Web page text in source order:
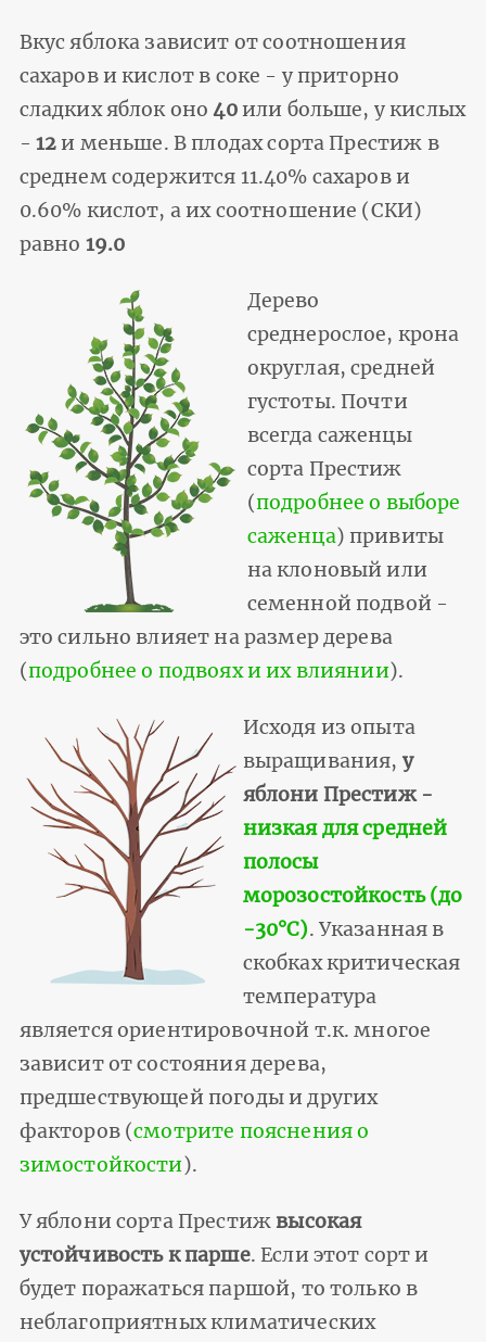
Вкус яблока зависит от соотношения
сахаров и кислот в соке - у приторно
сладких яблок оно40или больше, у кислых
- 12и меньше. В плодах сорта Престиж в
среднем содержится 11.40% сахаров и
0.60% кислот, а их соотношение (СКИ)
равно 19.0
Дерево
среднерослое, крона
округлая, средней
густоты. Почти
всегда саженцы
сорта Престиж
(подробнее о выборе
саженца) привиты
на клоновый или
семенной подвой -
это сильно влияет на размер дерева
(подробнее о подвоях и их влиянии).
Исходя из опыта
выращивания, у
яблони Престиж -
низкая для средней
полосы
морозостойкость (до
-30°С). Указанная в
скобках критическая
температура
является ориентировочной т.к. многое
зависит от состояния дерева,
предшествующей погоды и других
факторов (смотрите пояснения о
зимостойкости).
У яблони сорта Престиж высокая
устойчивость к парше. Если этот сорт и
будет поражаться паршой, то только в
неблагоприятных климатических